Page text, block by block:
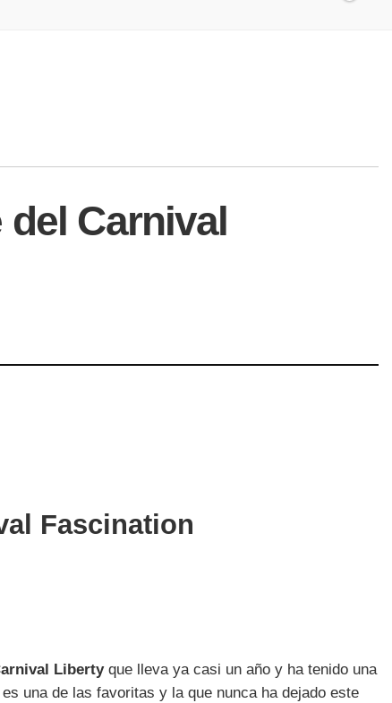
Carnival
Fascination
Libertyque lleva ya casi un año y ha tenido una
una de las favoritas y la que nunca ha dejado este